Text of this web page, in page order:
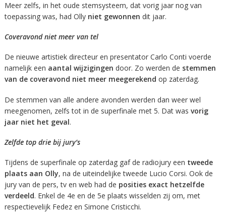
Meer zelfs, in het oude stemsysteem, dat vorig jaar nog van
toepassing was, had Olly niet gewonnen dit jaar.
Coveravond niet meer van tel
De nieuwe artistiek directeur en presentator Carlo Conti voerde
namelijk een aantal wijzigingen door. Zo werden de stemmen
van de coveravond niet meer meegerekend op zaterdag.
De stemmen van alle andere avonden werden dan weer wel
meegenomen, zelfs tot in de superfinale met 5. Dat was vorig
jaar niet het geval.
Zelfde top drie bij jury’s
Tijdens de superfinale op zaterdag gaf de radiojury een tweede
plaats aan Olly, na de uiteindelijke tweede Lucio Corsi. Ook de
jury van de pers, tv en web had de posities exact hetzelfde
verdeeld. Enkel de 4e en de 5e plaats wisselden zij om, met
respectievelijk Fedez en Simone Cristicchi.